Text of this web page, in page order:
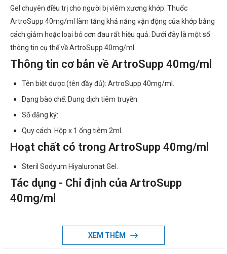
Gel chuyên điều trị cho người bị viêm xương khớp. Thuốc
ArtroSupp 40mg/ml làm tăng khả năng vận động của khớp bằng
cách giảm hoặc loại bỏ cơn đau rất hiệu quả. Dưới đây là một số
thông tin cụ thể về ArtroSupp 40mg/ml.
Thông tin cơ bản về ArtroSupp 40mg/ml
Tên biệt dược (tên đầy đủ): ArtroSupp 40mg/ml.
Dạng bào chế: Dung dịch tiêm truyền.
Số đăng ký:
Quy cách: Hộp x 1 ống tiêm 2ml.
Hoạt chất có trong ArtroSupp 40mg/ml
Steril Sodyum Hiyaluronat Gel.
Tác dụng - Chỉ định của ArtroSupp
40mg/ml
cách hỗ trợ hoạt dịch thông qua tiêm trong khớp và cho phép
hoạt dịch phục hồi các đặc tính đàn hồi nhớt của nó. Nó làm
XEM THÊM